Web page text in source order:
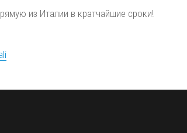
из Италии в кратчайшие сроки!